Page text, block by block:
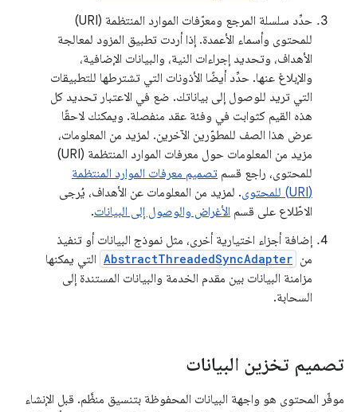
حدِّد سلسلة المرجع ومعرّفات الموارد المنتظمة (URI)
للمحتوى وأسماء الأعمدة. إذا أردت تطبيق المزود لمعالجة
الأهداف، وتحديد إجراءات النية، والبيانات الإضافية،
والإبلاغ عنها. حدِّد أيضًا الأذونات التي تشترطها للتطبيقات
التي تريد للوصول إلى بياناتك. ضع في الاعتبار تحديد كل
هذه القيم كثوابت في وفئة عقد منفصلة. ويمكنك لاحقًا
عرض هذا الصف للمطوّرين الآخرين. لمزيد من المعلومات،
مزيد من المعلومات حول معرفات الموارد المنتظمة (URI)
للمحتوى، راجع قسم تصميم معرفات الموارد المنتظمة
(URI) للمحتوى
. لمزيد من المعلومات عن الأهداف، يُرجى
الاطّلاع على قسم الأغراض والوصول إلى البيانات.
إضافة أجزاء اختيارية أخرى، مثل نموذج البيانات أو تنفيذ
من AbstractThreadedSyncAdapter التي يمكنها
مزامنة البيانات بين مقدم الخدمة والبيانات المستندة إلى
السحابة.
تصميم تخزين البيانات
موفّر المحتوى هو واجهة البيانات المحفوظة بتنسيق منظَّم. قبل الإنشاء